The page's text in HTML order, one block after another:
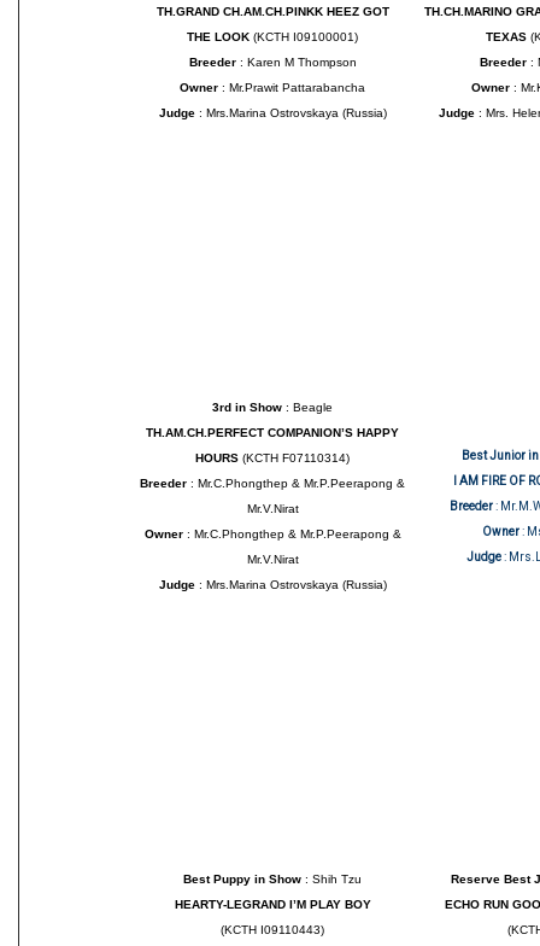
TH.GRAND CH.AM.CH.PINKK HEEZ GOT
THE LOOK (KCTH I09100001)
Breeder: Karen M Thompson
Owner : Mr.Prawit Pattarabancha
Judge: Mrs.Marina Ostrovskaya (Russia)
TH.CH.MARINO
TEXAS
Breeder:
Owner :
Judge: Mrs.
3rd in Show : Beagle
TH.AM.CH.PERFECT COMPANION’S HAPPY
HOURS (KCTH F07110314)
Breeder : Mr.C.Phongthep & Mr.P.Peerapong &
Mr.V.Nirat
Owner : Mr.C.Phongthep & Mr.P.Peerapong &
Mr.V.Nirat
Judge : Mrs.Marina Ostrovskaya (Russia)
Best Junior
I AM FIRE OF
Breeder:
Owner:
Judge:
Best Puppy in Show : Shih Tzu
HEARTY-LEGRAND I’M PLAY BOY
(KCTH I09110443)
Reserve Best
ECHO RUN